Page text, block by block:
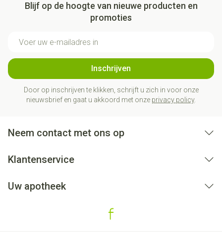
Blijf op de hoogte van nieuwe producten en
promoties
Inschrijven
Door op inschrijven te klikken, schrijft u zich in voor onze
nieuwsbrief en gaat u akkoord met onze privacy policy.
Neem contact met ons op
Klantenservice
Uw apotheek